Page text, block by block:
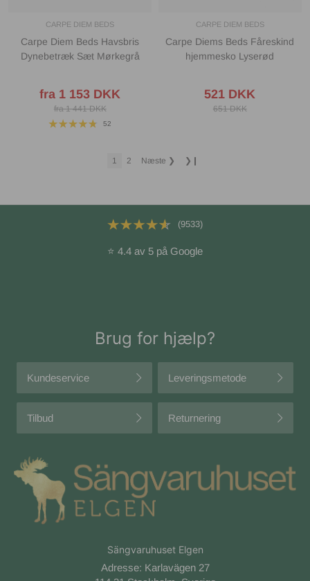
CARPE DIEM BEDS
Carpe Diem Beds Havsbris
Dynebetræk Sæt Mørkegrå
fra 1 153 DKK
fra 1 441 DKK
52
CARPE DIEM BEDS
Carpe Diems Beds Fåreskind
hjemmesko Lyserød
521 DKK
651 DKK
1 2 Næste ❯ ❯❙
(9533)
⭐ 4.4 av 5 på Google
Brug for hjælp?
Kundeservice Leveringsmetode
Tilbud Returnering
Sängvaruhuset Elgen
Adresse: Karlavägen 27